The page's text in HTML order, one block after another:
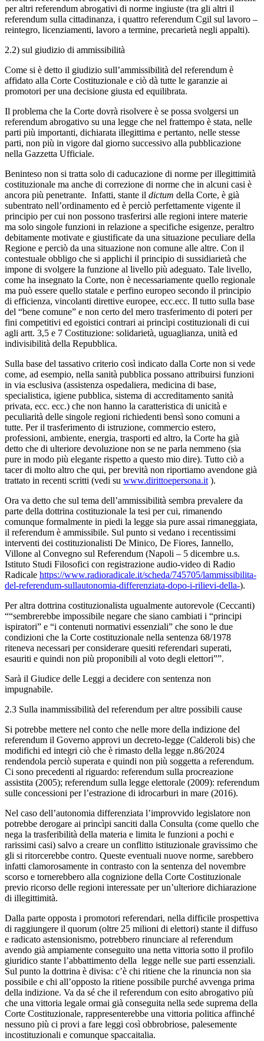
per altri referendum abrogativi di norme ingiuste (tra gli altri il
referendum sulla cittadinanza, i quattro referendum Cgil sul lavoro –
reintegro, licenziamenti, lavoro a termine, precarietà negli appalti).
2.2) sul giudizio di ammissibilità
Come si è detto il giudizio sull’ammissibilità del referendum è
affidato alla Corte Costituzionale e ciò dà tutte le garanzie ai
promotori per una decisione giusta ed equilibrata.
Il problema che la Corte dovrà risolvere è se possa svolgersi un
referendum abrogativo su una legge che nel frattempo è stata, nelle
parti più importanti, dichiarata illegittima e pertanto, nelle stesse
parti, non più in vigore dal giorno successivo alla pubblicazione
nella Gazzetta Ufficiale.
Beninteso non si tratta solo di caducazione di norme per illegittimità
costituzionale ma anche di correzione di norme che in alcuni casi è
ancora più penetrante. Infatti, stante il dictum della Corte, è già
subentrato nell’ordinamento ed è perciò perfettamente vigente il
principio per cui non possono trasferirsi alle regioni intere materie
ma solo singole funzioni in relazione a specifiche esigenze, peraltro
debitamente motivate e giustificate da una situazione peculiare della
Regione e perciò da una situazione non comune alle altre. Con il
contestuale obbligo che si applichi il principio di sussidiarietà che
impone di svolgere la funzione al livello più adeguato. Tale livello,
come ha insegnato la Corte, non è necessariamente quello regionale
ma può essere quello statale e perfino europeo secondo il principio
di efficienza, vincolanti direttive europee, ecc.ecc. Il tutto sulla base
del “bene comune” e non certo del mero trasferimento di poteri per
fini competitivi ed egoistici contrari ai princìpi costituzionali di cui
agli artt. 3,5 e 7 Costituzione: solidarietà, uguaglianza, unità ed
indivisibilità della Repubblica.
Sulla base del tassativo criterio così indicato dalla Corte non si vede
come, ad esempio, nella sanità pubblica possano attribuirsi funzioni
in via esclusiva (assistenza ospedaliera, medicina di base,
specialistica, igiene pubblica, sistema di accreditamento sanità
privata, ecc. ecc.) che non hanno la caratteristica di unicità e
peculiarità delle singole regioni richiedenti bensì sono comuni a
tutte. Per il trasferimento di istruzione, commercio estero,
professioni, ambiente, energia, trasporti ed altro, la Corte ha già
detto che di ulteriore devoluzione non se ne parla nemmeno (sia
pure in modo più elegante rispetto a questo mio dire). Tutto ciò a
tacer di molto altro che qui, per brevità non riportiamo avendone già
trattato in recenti scritti (vedi su www.dirittoepersona.it).
Ora va detto che sul tema dell’ammissibilità sembra prevalere da
parte della dottrina costituzionale la tesi per cui, rimanendo
comunque formalmente in piedi la legge sia pure assai rimaneggiata,
il referendum è ammissibile. Sul punto si vedano i recentissimi
interventi dei costituzionalisti De Minico, De Fiores, Iannello,
Villone al Convegno sul Referendum (Napoli – 5 dicembre u.s.
Istituto Studi Filosofici con registrazione audio-video di Radio
Radicale https://www.radioradicale.it/scheda/745705/lammissibilita-
del-referendum-sullautonomia-differenziata-dopo-i-rilievi-della-).
Per altra dottrina costituzionalista ugualmente autorevole (Ceccanti)
““sembrerebbe impossibile negare che siano cambiati i “principi
ispiratori” e “i contenuti normativi essenziali” che sono le due
condizioni che la Corte costituzionale nella sentenza 68/1978
riteneva necessari per considerare quesiti referendari superati,
esauriti e quindi non più proponibili al voto degli elettori””.
Sarà il Giudice delle Leggi a decidere con sentenza non
impugnabile.
2.3 Sulla inammissibilità del referendum per altre possibili cause
Si potrebbe mettere nel conto che nelle more della indizione del
referendum il Governo approvi un decreto-legge (Calderoli bis) che
modifichi ed integri ciò che è rimasto della legge n.86/2024
rendendola perciò superata e quindi non più soggetta a referendum.
Ci sono precedenti al riguardo: referendum sulla procreazione
assistita (2005); referendum sulla legge elettorale (2009): referendum
sulle concessioni per l’estrazione di idrocarburi in mare (2016).
Nel caso dell’autonomia differenziata l’improvvido legislatore non
potrebbe derogare ai princìpi sanciti dalla Consulta (come quello che
nega la trasferibilità della materia e limita le funzioni a pochi e
rarissimi casi) salvo a creare un conflitto istituzionale gravissimo che
gli si ritorcerebbe contro. Queste eventuali nuove norme, sarebbero
infatti clamorosamente in contrasto con la sentenza del novembre
scorso e tornerebbero alla cognizione della Corte Costituzionale
previo ricorso delle regioni interessate per un’ulteriore dichiarazione
di illegittimità.
Dalla parte opposta i promotori referendari, nella difficile prospettiva
di raggiungere il quorum (oltre 25 milioni di elettori) stante il diffuso
e radicato astensionismo, potrebbero rinunciare al referendum
avendo già ampiamente conseguito una netta vittoria sotto il profilo
giuridico stante l’abbattimento della legge nelle sue parti essenziali.
Sul punto la dottrina è divisa: c’è chi ritiene che la rinuncia non sia
possibile e chi all’opposto la ritiene possibile purché avvenga prima
della indizione. Va da sé che il referendum con esito abrogativo più
che una vittoria legale ormai già conseguita nella sede suprema della
Corte Costituzionale, rappresenterebbe una vittoria politica affinché
nessuno più ci provi a fare leggi così obbrobriose, palesemente
incostituzionali e comunque spaccaitalia.